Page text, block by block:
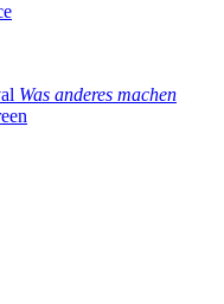
Was anderes machen